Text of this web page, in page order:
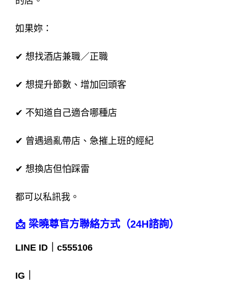
如果妳：
✔ 想找酒店兼職／正職
✔ 想提升節數、增加回頭客
✔ 不知道自己適合哪種店
✔ 曾遇過亂帶店、急摧上班的經紀
✔ 想換店但怕踩雷
都可以私訊我。
📩 梁曉尊官方聯絡方式（24H諮詢）
LINE ID｜c555106
IG｜